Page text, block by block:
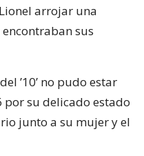
arrojar una
sus
’10’ no pudo estar
por su delicado estado
junto a su mujer y el